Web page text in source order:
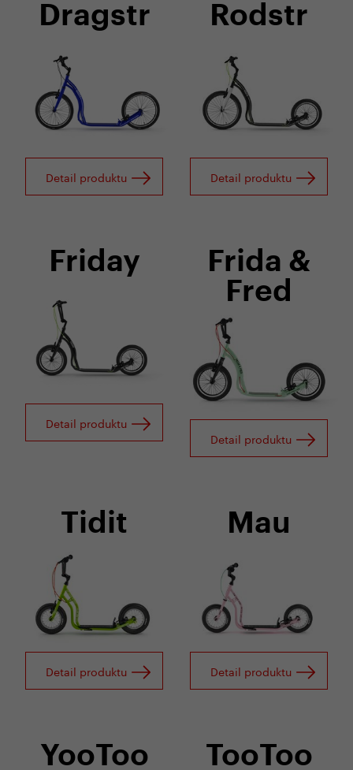
Dragstr
Detail produktu
Rodstr
Detail produktu
Friday
Detail produktu
Frida &
Fred
Detail produktu
Tidit
Detail produktu
Mau
Detail produktu
YooToo TooToo